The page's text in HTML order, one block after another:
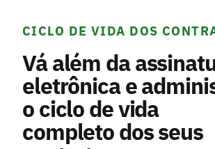
CICLO DE VIDA DOS
Vá além da
eletrônica e
o ciclo de vida
completo dos seus